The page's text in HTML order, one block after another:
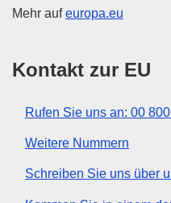
Mehr aufeuropa.eu
Kontakt zur EU
Rufen Sie uns an: 00
Weitere Nummern
Schreiben Sie uns über